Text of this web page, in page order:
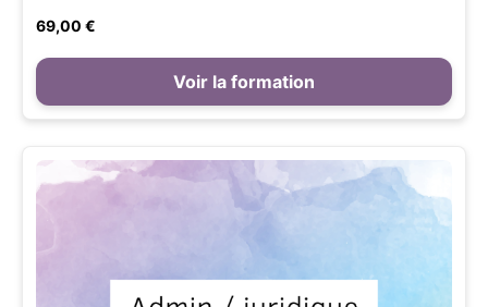
69,00 €
Voir la formation